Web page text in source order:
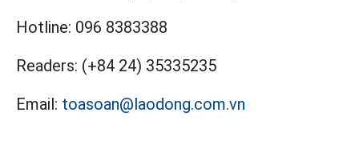
Hotline: 096 8383388
Readers: (+84 24) 35335235
Email: toasoan@laodong.com.vn